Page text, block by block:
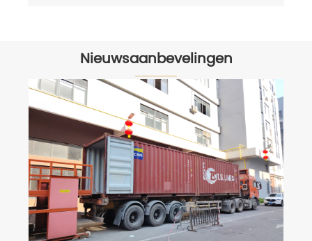
Nieuwsaanbevelingen